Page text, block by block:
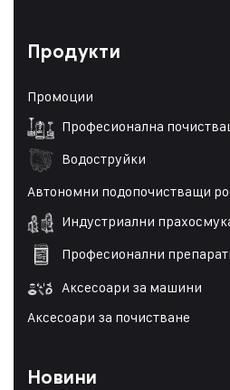
Продукти
Промоции
Професионална
Водоструйки
Автономни подопочистващи
Индустриални
Професионални
Аксесоари за машини
Аксесоари за почистване
Новини